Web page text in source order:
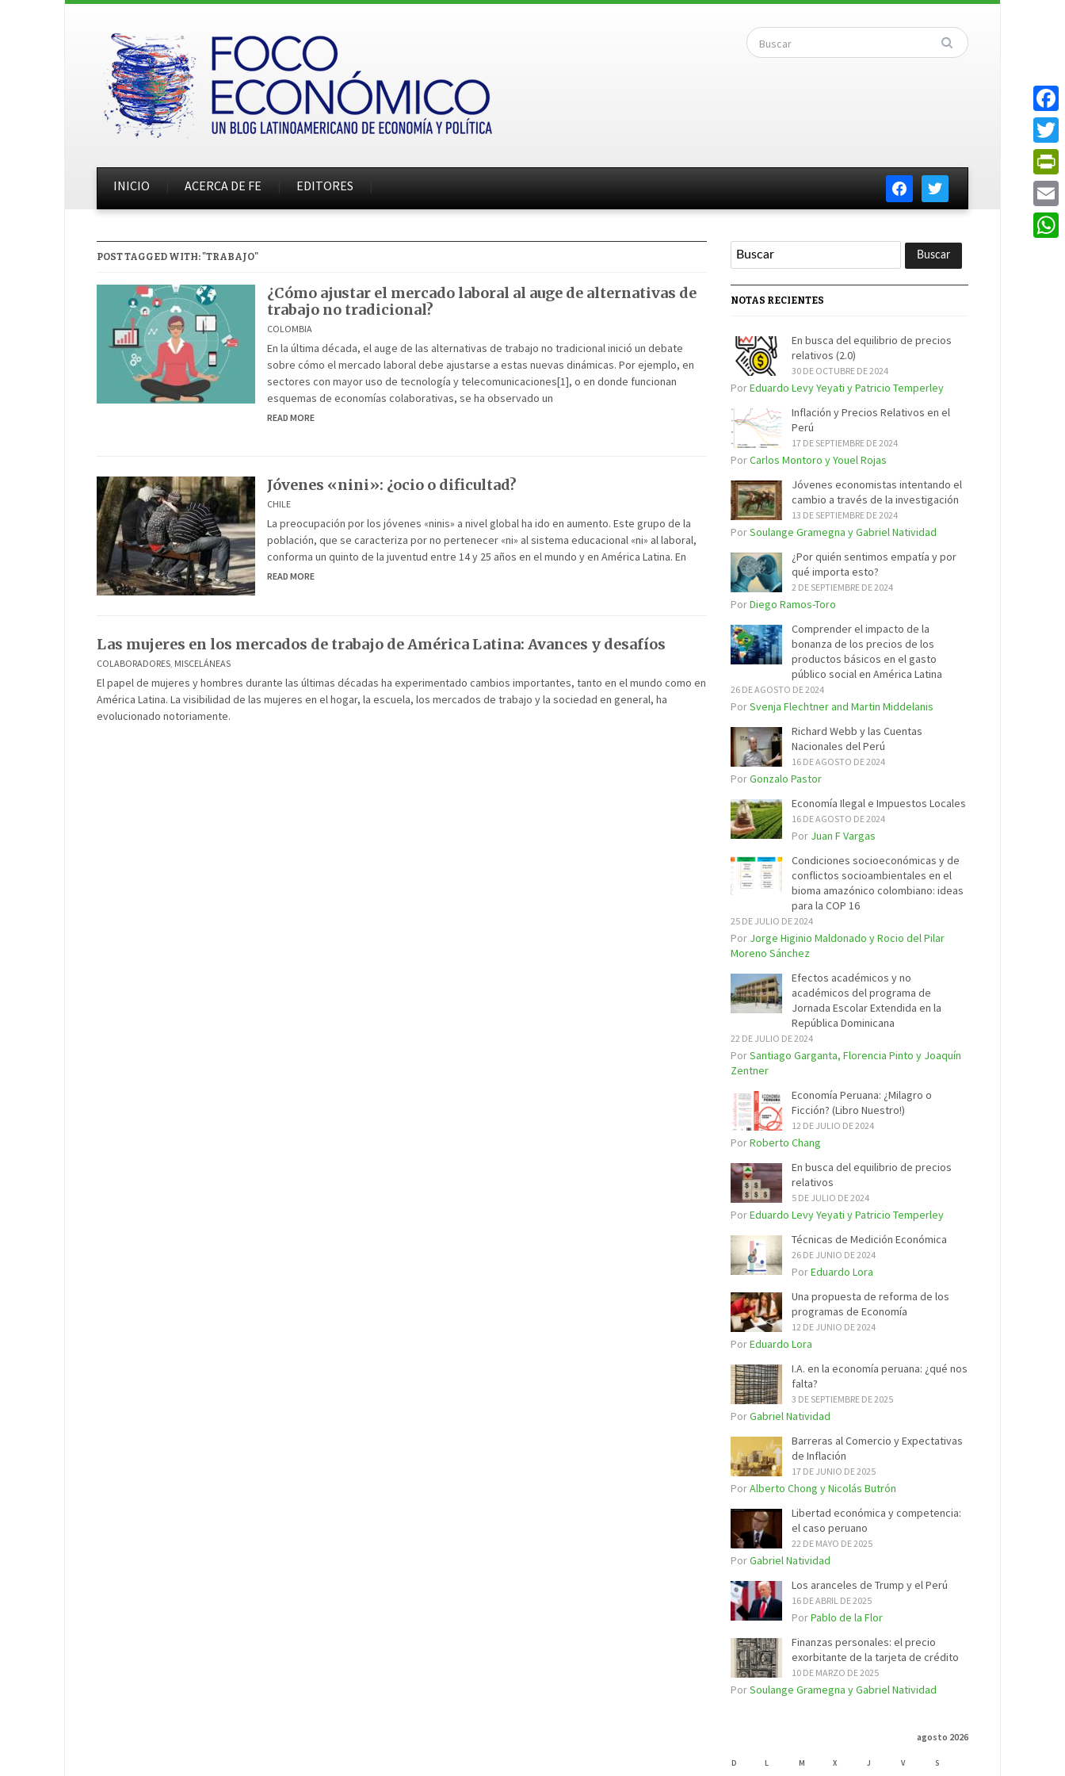
facebooktwitter
INICIO ACERCA DE FE EDITORES
POST TAGGED WITH: "TRABAJO"
¿Cómo ajustar el mercado laboral al auge de alternativas de
trabajo no tradicional?
COLOMBIA
En la última década, el auge de las alternativas de trabajo no tradicional inició un debate
sobre cómo el mercado laboral debe ajustarse a estas nuevas dinámicas. Por ejemplo, en
sectores con mayor uso de tecnología y telecomunicaciones[1], o en donde funcionan
esquemas de economías colaborativas, se ha observado un
READ MORE
Jóvenes «nini»: ¿ocio o dificultad?
CHILE
La preocupación por los jóvenes «ninis» a nivel global ha ido en aumento. Este grupo de la
población, que se caracteriza por no pertenecer «ni» al sistema educacional «ni» al laboral,
conforma un quinto de la juventud entre 14 y 25 años en el mundo y en América Latina. En
READ MORE
Las mujeres en los mercados de trabajo de América Latina: Avances y desafíos
COLABORADORES, MISCELÁNEAS
El papel de mujeres y hombres durante las últimas décadas ha experimentado cambios importantes, tanto en el mundo como en
América Latina. La visibilidad de las mujeres en el hogar, la escuela, los mercados de trabajo y la sociedad en general, ha
evolucionado notoriamente.
NOTAS RECIENTES
En busca del equilibrio de precios
relativos (2.0)
30 DE OCTUBRE DE 2024
PorEduardo Levy Yeyati y Patricio Temperley
Inflación y Precios Relativos en el
Perú
17 DE SEPTIEMBRE DE 2024
PorCarlos Montoro y Youel Rojas
Jóvenes economistas intentando el
cambio a través de la investigación
13 DE SEPTIEMBRE DE 2024
PorSoulange Gramegna y Gabriel Natividad
¿Por quién sentimos empatía y por
qué importa esto?
2 DE SEPTIEMBRE DE 2024
PorDiego Ramos-Toro
Comprender el impacto de la
bonanza de los precios de los
productos básicos en el gasto
público social en América Latina
26 DE AGOSTO DE 2024
PorSvenja Flechtner and Martin Middelanis
Richard Webb y las Cuentas
Nacionales del Perú
16 DE AGOSTO DE 2024
PorGonzalo Pastor
Economía Ilegal e Impuestos Locales
16 DE AGOSTO DE 2024
Por Juan F Vargas
Condiciones socioeconómicas y de
conflictos socioambientales en el
bioma amazónico colombiano: ideas
para la COP 16
25 DE JULIO DE 2024
Por Jorge Higinio Maldonado y Rocio del Pilar
Moreno Sánchez
Efectos académicos y no
académicos del programa de
Jornada Escolar Extendida en la
República Dominicana
22 DE JULIO DE 2024
PorSantiago Garganta, Florencia Pinto y Joaquín
Zentner
Economía Peruana: ¿Milagro o
Ficción? (Libro Nuestro!)
12 DE JULIO DE 2024
PorRoberto Chang
En busca del equilibrio de precios
relativos
5 DE JULIO DE 2024
PorEduardo Levy Yeyati y Patricio Temperley
Técnicas de Medición Económica
26 DE JUNIO DE 2024
PorEduardo Lora
Una propuesta de reforma de los
programas de Economía
12 DE JUNIO DE 2024
PorEduardo Lora
I.A. en la economía peruana: ¿qué nos
falta?
3 DE SEPTIEMBRE DE 2025
PorGabriel Natividad
Barreras al Comercio y Expectativas
de Inflación
17 DE JUNIO DE 2025
PorAlberto Chong y Nicolás Butrón
Libertad económica y competencia:
el caso peruano
22 DE MAYO DE 2025
PorGabriel Natividad
Los aranceles de Trump y el Perú
16 DE ABRIL DE 2025
PorPablo de la Flor
Finanzas personales: el precio
exorbitante de la tarjeta de crédito
10 DE MARZO DE 2025
PorSoulange Gramegna y Gabriel Natividad
agosto 2026
D L M X J V S
Email